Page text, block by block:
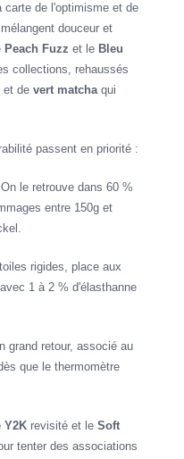
carte de l'optimisme et de
douceur et
Peach Fuzz et le Bleu
collections, rehaussés
et de vert matchaqui
passent en priorité :
On le retrouve dans 60 %
entre 150g et
rigides, place aux
1 à 2 % d'élasthanne
grand retour, associé au
que le thermomètre
Y2K revisité et le Soft
tenter des associations